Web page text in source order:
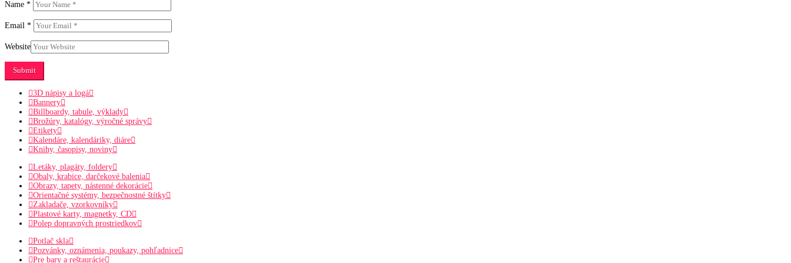
Name *
Email *
Website
3D nápisy a logá
Bannery
Billboardy, tabule, výklady
Brožúry, katalógy, výročné správy
Etikety
Kalendáre, kalendáriky, diáre
Knihy, časopisy, noviny
Letáky, plagáty, foldery
Obaly, krabice, darčekové balenia
Obrazy, tapety, nástenné dekorácie
Orientačné systémy, bezpečnostné štítky
Zakladače, vzorkovníky
Plastové karty, magnetky, CD
Polep dopravných prostriedkov
Potlač skla
Pozvánky, oznámenia, poukazy, pohľadnice
Pre bary a reštaurácie